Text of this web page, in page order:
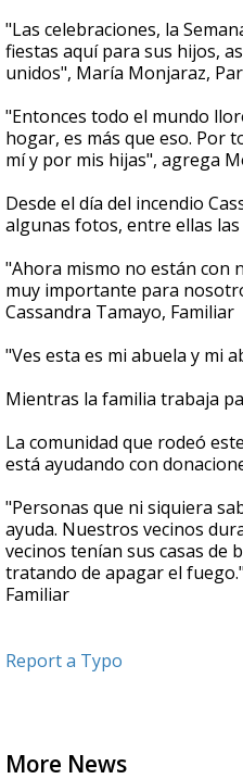
"Las celebraciones, la
fiestas aquí para sus hijos,
unidos", María Monjaraz,
"Entonces todo el mundo
hogar, es más que eso. Por
mí y por mis hijas", agrega
Desde el día del incendio
algunas fotos, entre ellas las
"Ahora mismo no están con
muy importante para
Cassandra Tamayo, Familiar
"Ves esta es mi abuela y mi
Mientras la familia trabaja
La comunidad que rodeó
está ayudando con
"Personas que ni siquiera
ayuda. Nuestros vecinos
vecinos tenían sus casas de
tratando de apagar el
Familiar
Report a Typo
More News